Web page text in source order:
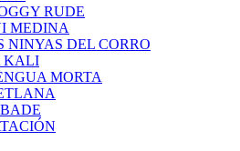
RUDE
MEDINA
NINYAS DEL CORRO
KALI
MORTA